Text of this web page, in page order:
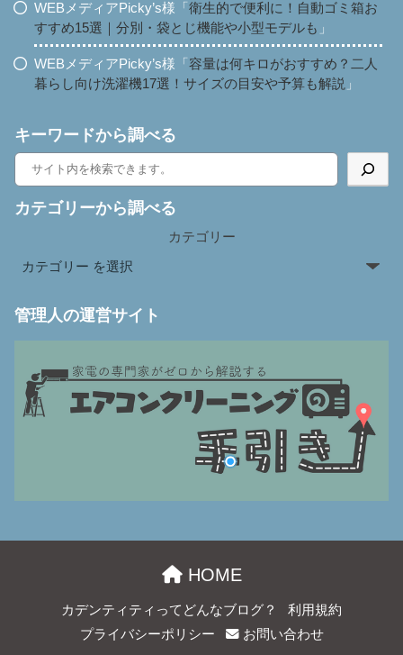
WEBメディアPicky’s様「衛生的で便利に！自動ゴミ箱お
すすめ15選｜分別・袋とじ機能や小型モデルも 」
WEBメディアPicky’s様「容量は何キロがおすすめ？二人
暮らし向け洗濯機17選！サイズの目安や予算も解説 」
キーワードから調べる
カテゴリーから調べる
カテゴリー
管理人の運営サイト
HOME
カデンティティってどんなブログ？
利用規約
プライバシーポリシー
お問い合わせ